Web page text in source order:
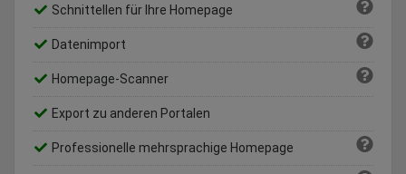
Schnittellen für Ihre Homepage
Datenimport
Homepage-Scanner
Export zu anderen Portalen
Professionelle mehrsprachige Homepage